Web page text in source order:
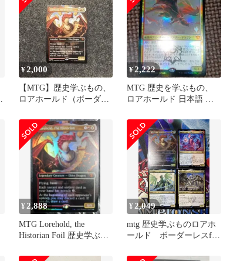
¥2,000
【MTG】歴史学ぶもの、
ロアホールド（ボーダー
¥2,222
MTG 歴史を学ぶもの、
ロアホールド 日本語 プ
¥ 2,888
MTG Lorehold, the
Historian Foil 歴史学ぶも
¥ 2,049
mtg 歴史学ぶものロアホ
ールド ボーダーレスfoil